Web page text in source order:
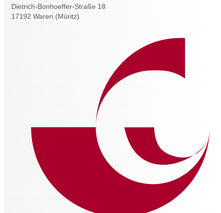
Dietrich-Bonhoeffer-Straße 18
17192 Waren (Müritz)